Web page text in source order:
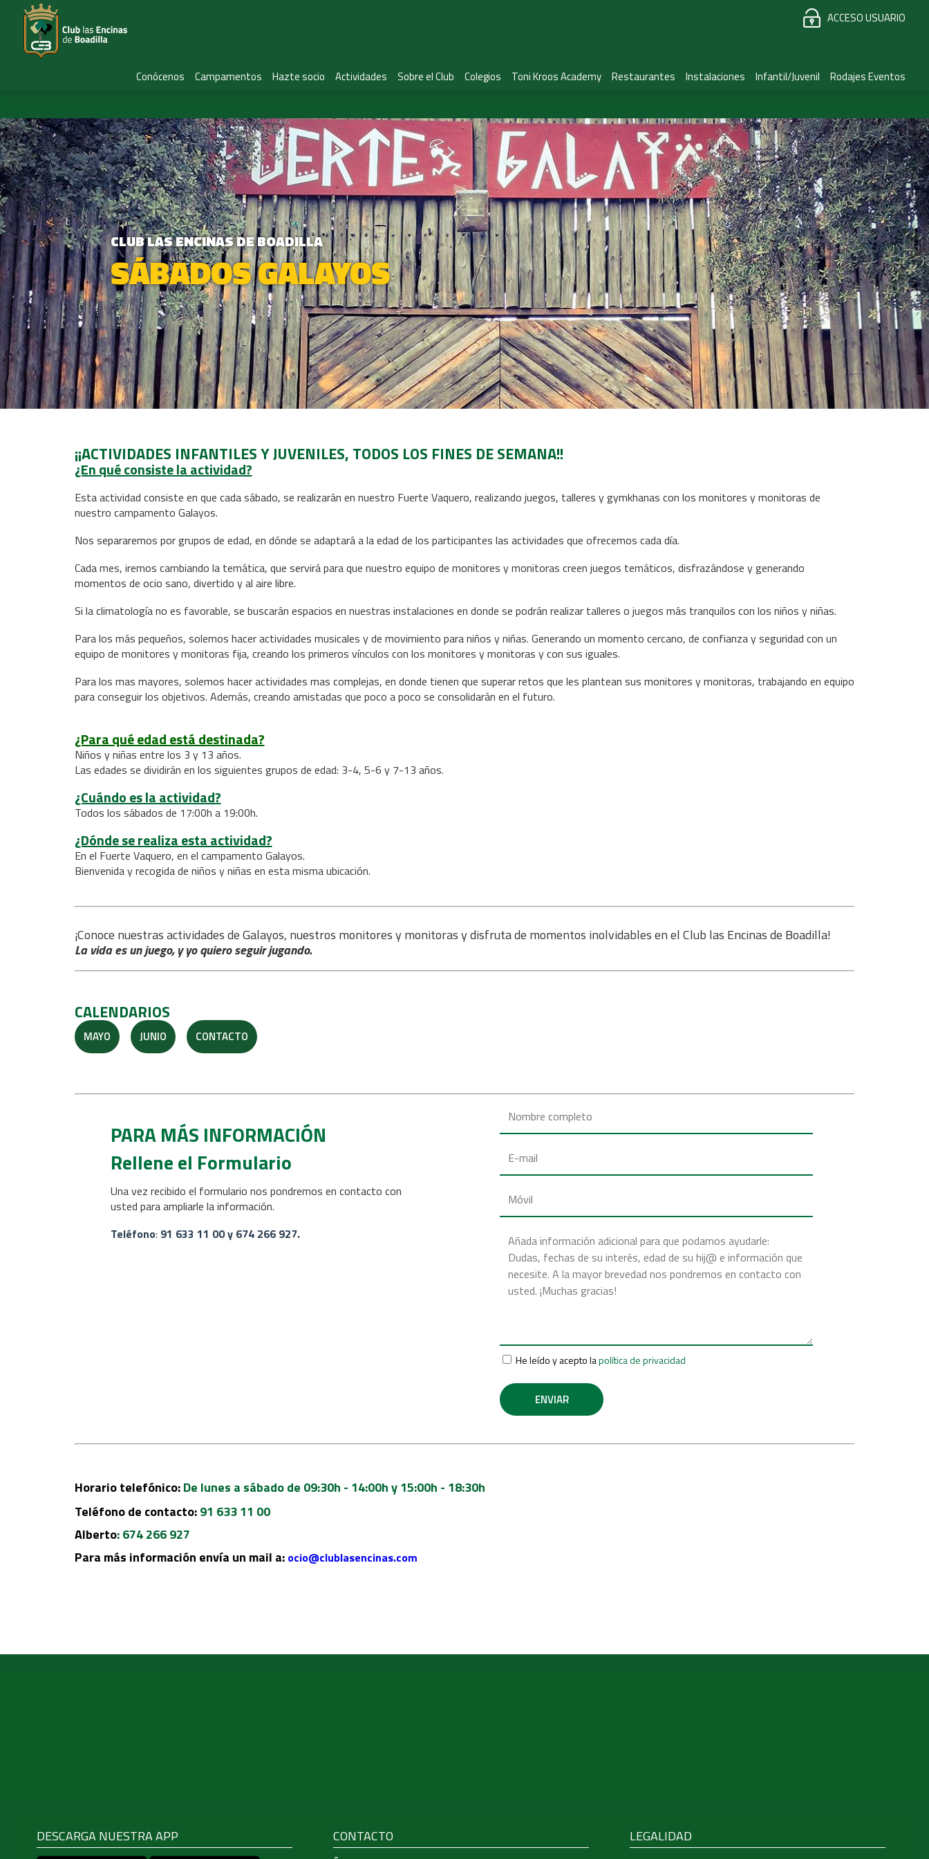
ACCESO USUARIO
Conócenos Campamentos Hazte socio Actividades Sobre el Club Colegios Toni Kroos Academy Restaurantes Instalaciones Infantil/Juvenil Rodajes Eventos
CLUB LAS ENCINAS DE BOADILLA
SÁBADOS GALAYOS
¡¡ACTIVIDADES INFANTILES Y JUVENILES, TODOS LOS FINES DE SEMANA!!
¿En qué consiste la actividad?
Esta actividad consiste en que cada sábado, se realizarán en nuestro Fuerte Vaquero, realizando juegos, talleres y gymkhanas con los monitores y monitoras de
nuestro campamento Galayos.
Nos separaremos por grupos de edad, en dónde se adaptará a la edad de los participantes las actividades que ofrecemos cada día.
Cada mes, iremos cambiando la temática, que servirá para que nuestro equipo de monitores y monitoras creen juegos temáticos, disfrazándose y generando
momentos de ocio sano, divertido y al aire libre.
Si la climatología no es favorable, se buscarán espacios en nuestras instalaciones en donde se podrán realizar talleres o juegos más tranquilos con los niños y niñas.
Para los más pequeños, solemos hacer actividades musicales y de movimiento para niños y niñas. Generando un momento cercano, de confianza y seguridad con un
equipo de monitores y monitoras fija, creando los primeros vínculos con los monitores y monitoras y con sus iguales.
Para los mas mayores, solemos hacer actividades mas complejas, en donde tienen que superar retos que les plantean sus monitores y monitoras, trabajando en equipo
para conseguir los objetivos. Además, creando amistadas que poco a poco se consolidarán en el futuro.
¿Para qué edad está destinada?
Niños y niñas entre los 3 y 13 años.
Las edades se dividirán en los siguientes grupos de edad: 3-4, 5-6 y 7-13 años.
¿Cuándo es la actividad?
Todos los sábados de 17:00h a 19:00h.
¿Dónde se realiza esta actividad?
En el Fuerte Vaquero, en el campamento Galayos.
Bienvenida y recogida de niños y niñas en esta misma ubicación.
¡Conoce nuestras actividades de Galayos, nuestros monitores y monitoras y disfruta de momentos inolvidables en el Club las Encinas de Boadilla!
La vida es un juego, y yo quiero seguir jugando.
CALENDARIOS
MAYO JUNIO CONTACTO
PARA MÁS INFORMACIÓN
Rellene el Formulario
Una vez recibido el formulario nos pondremos en contacto con
usted para ampliarle la información.
Teléfono: 91 633 11 00 y 674 266 927.
He leído y acepto lapolítica de privacidad
Horario telefónico: De lunes a sábado de 09:30h - 14:00h y 15:00h - 18:30h
Teléfono de contacto: 91 633 11 00
Alberto: 674 266 927
Para más información envía un mail a: ocio@clublasencinas.com
DESCARGA NUESTRA APP CONTACTO LEGALIDAD